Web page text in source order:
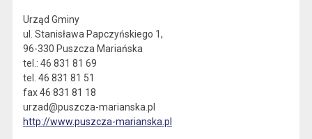
Urząd Gminy
ul. Stanisława Papczyńskiego 1,
96-330 Puszcza Mariańska
tel.: 46 831 81 69
tel. 46 831 81 51
fax 46 831 81 18
urzad@puszcza-marianska.pl
http://www.puszcza-marianska.pl